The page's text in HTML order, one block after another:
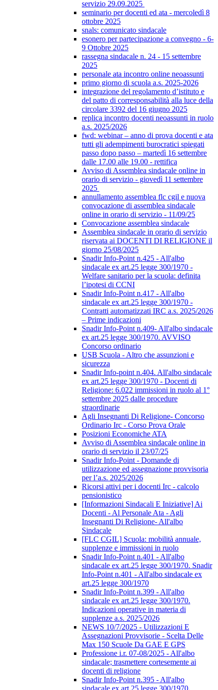
servizio 29.09.2025
seminario per docenti ed ata - mercoledì 8
ottobre 2025
snals: comunicato sindacale
esonero per partecipazione a convegno - 6-
9 Ottobre 2025
rassegna sindacale n. 24 - 15 settembre
2025
personale ata incontro online neoassunti
primo giorno di scuola a.s. 2025-2026
integrazione del regolamento d’istituto e
del patto di corresponsabilità alla luce della
circolare 3392 del 16 giugno 2025
replica incontro docenti neoassunti in ruolo
a.s. 2025/2026
fwd: webinar – anno di prova docenti e ata
tutti gli adempimenti burocratici spiegati
passo dopo passo – martedì 16 settembre
dalle 17.00 alle 19.00 - rettifica
Avviso di Assemblea sindacale online in
orario di servizio - giovedì 11 settembre
2025
annullamento assemblea flc cgil e nuova
convocazione di assemblea sindacale
online in orario di servizio - 11/09/25
Convocazione assemblea sindacale
Assemblea sindacale in orario di servizio
riservata ai DOCENTI DI RELIGIONE il
giorno 25/08/2025
Snadir Info-Point n.425 - All'albo
sindacale ex art.25 legge 300/1970 -
Welfare sanitario per la scuola: definita
l’ipotesi di CCNI
Snadir Info-Point n.417 - All'albo
sindacale ex art.25 legge 300/1970 -
Contratti automatizzati IRC a.s. 2025/2026
– Prime indicazioni
Snadir Info-Point n.409- All'albo sindacale
ex art.25 legge 300/1970. AVVISO
Concorso ordinario
USB Scuola - Altro che assunzioni e
sicurezza
Snadir Info-point n.404. All'albo sindacale
ex art.25 legge 300/1970 - Docenti di
Religione: 6.022 immissioni in ruolo al 1°
settembre 2025 dalle procedure
straordinarie
Agli Insegnanti Di Religione- Concorso
Ordinario Irc - Corso Prova Orale
Posizioni Economiche ATA
Avviso di Assemblea sindacale online in
orario di servizio il 23/07/25
Snadir Info-Point - Domande di
utilizzazione ed assegnazione provvisoria
per l’a.s. 2025/2026
Ricorsi attivi per i docenti Irc - calcolo
pensionistico
[Informazioni Sindacali E Iniziative] Ai
Docenti - Al Personale Ata - Agli
Insegnanti Di Religione- All'albo
Sindacale
[FLC CGIL] Scuola: mobilità annuale,
supplenze e immissioni in ruolo
Snadir Info-Point n.401 - All'albo
sindacale ex art.25 legge 300/1970. Snadir
Info-Point n.401 - All'albo sindacale ex
art.25 legge 300/1970
Snadir Info-Point n.399 - All'albo
sindacale ex art.25 legge 300/1970.
Indicazioni operative in materia di
supplenze a.s. 2025/2026
NEWS 10/7/2025 - Utilizzazioni E
Assegnazioni Provvisorie - Scelta Delle
Max 150 Scuole Da GAE E GPS
Professione i.r. 07-08/2025 - All'albo
sindacale; trasmettere cortesemente ai
docenti di religione
Snadir Info-Point n.395 - All'albo